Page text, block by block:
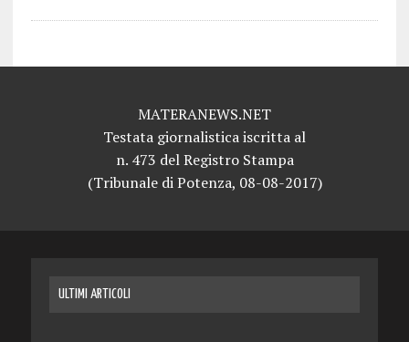
MATERANEWS.NET
Testata giornalistica iscritta al
n. 473 del Registro Stampa
(Tribunale di Potenza, 08-08-2017)
ULTIMI ARTICOLI